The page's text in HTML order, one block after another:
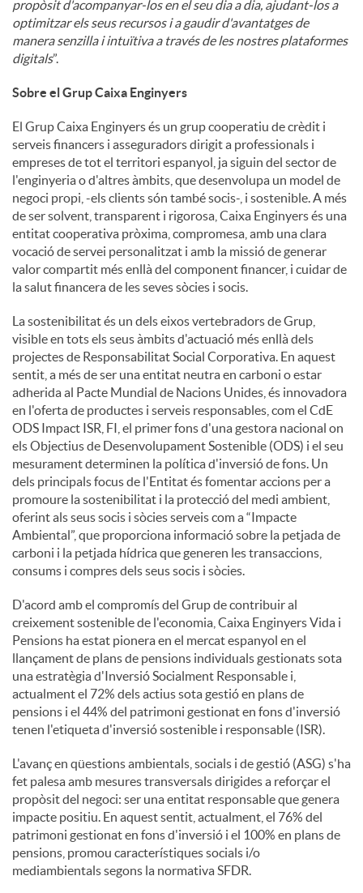
propòsit d'acompanyar-los en el seu dia a dia, ajudant-los a
optimitzar els seus recursos i a gaudir d'avantatges de
manera senzilla i intuïtiva a través de les nostres plataformes
digitals”.
Sobre el Grup Caixa Enginyers
El Grup Caixa Enginyers és un grup cooperatiu de crèdit i
serveis financers i asseguradors dirigit a professionals i
empreses de tot el territori espanyol, ja siguin del sector de
l'enginyeria o d'altres àmbits, que desenvolupa un model de
negoci propi, -els clients són també socis-, i sostenible. A més
de ser solvent, transparent i rigorosa, Caixa Enginyers és una
entitat cooperativa pròxima, compromesa, amb una clara
vocació de servei personalitzat i amb la missió de generar
valor compartit més enllà del component financer, i cuidar de
la salut financera de les seves sòcies i socis.
La sostenibilitat és un dels eixos vertebradors de Grup,
visible en tots els seus àmbits d'actuació més enllà dels
projectes de Responsabilitat Social Corporativa. En aquest
sentit, a més de ser una entitat neutra en carboni o estar
adherida al Pacte Mundial de Nacions Unides, és innovadora
en l'oferta de productes i serveis responsables, com el CdE
ODS Impact ISR, FI, el primer fons d'una gestora nacional on
els Objectius de Desenvolupament Sostenible (ODS) i el seu
mesurament determinen la política d'inversió de fons. Un
dels principals focus de l'Entitat és fomentar accions per a
promoure la sostenibilitat i la protecció del medi ambient,
oferint als seus socis i sòcies serveis com a “Impacte
Ambiental”, que proporciona informació sobre la petjada de
carboni i la petjada hídrica que generen les transaccions,
consums i compres dels seus socis i sòcies.
D'acord amb el compromís del Grup de contribuir al
creixement sostenible de l'economia, Caixa Enginyers Vida i
Pensions ha estat pionera en el mercat espanyol en el
llançament de plans de pensions individuals gestionats sota
una estratègia d'Inversió Socialment Responsable i,
actualment el 72% dels actius sota gestió en plans de
pensions i el 44% del patrimoni gestionat en fons d'inversió
tenen l'etiqueta d'inversió sostenible i responsable (ISR).
L'avanç en qüestions ambientals, socials i de gestió (ASG) s'ha
fet palesa amb mesures transversals dirigides a reforçar el
propòsit del negoci: ser una entitat responsable que genera
impacte positiu. En aquest sentit, actualment, el 76% del
patrimoni gestionat en fons d'inversió i el 100% en plans de
pensions, promou característiques socials i/o
mediambientals segons la normativa SFDR.